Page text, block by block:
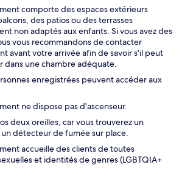
comporte des espaces extérieurs
des patios ou des terrasses
non adaptés aux enfants. Si vous avez des
vous recommandons de contacter
avant votre arrivée afin de savoir s'il peut
dans une chambre adéquate.
enregistrées peuvent accéder aux
ne dispose pas d'ascenseur.
deux oreilles, car vous trouverez un
détecteur de fumée sur place.
accueille des clients de toutes
et identités de genres (LGBTQIA+